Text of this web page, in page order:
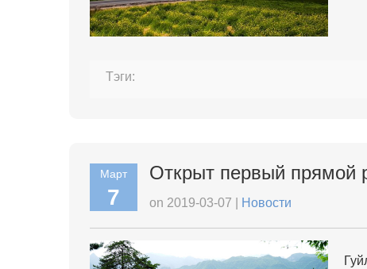
Тэги:
Март
7
Открыт первый прямой
on 2019-03-07 | Новости